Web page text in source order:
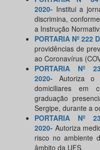
2020- Institui a
discrimina,
a Instrução
PORTARIA Nº 222
providências de
ao Coronavírus
PORTARIA Nº
2020- Autoriza o
domiciliares em
graduação
Sergipe, durante a
PORTARIA Nº
2020- Autoriza
risco no ambiente
âmbito da UFS.